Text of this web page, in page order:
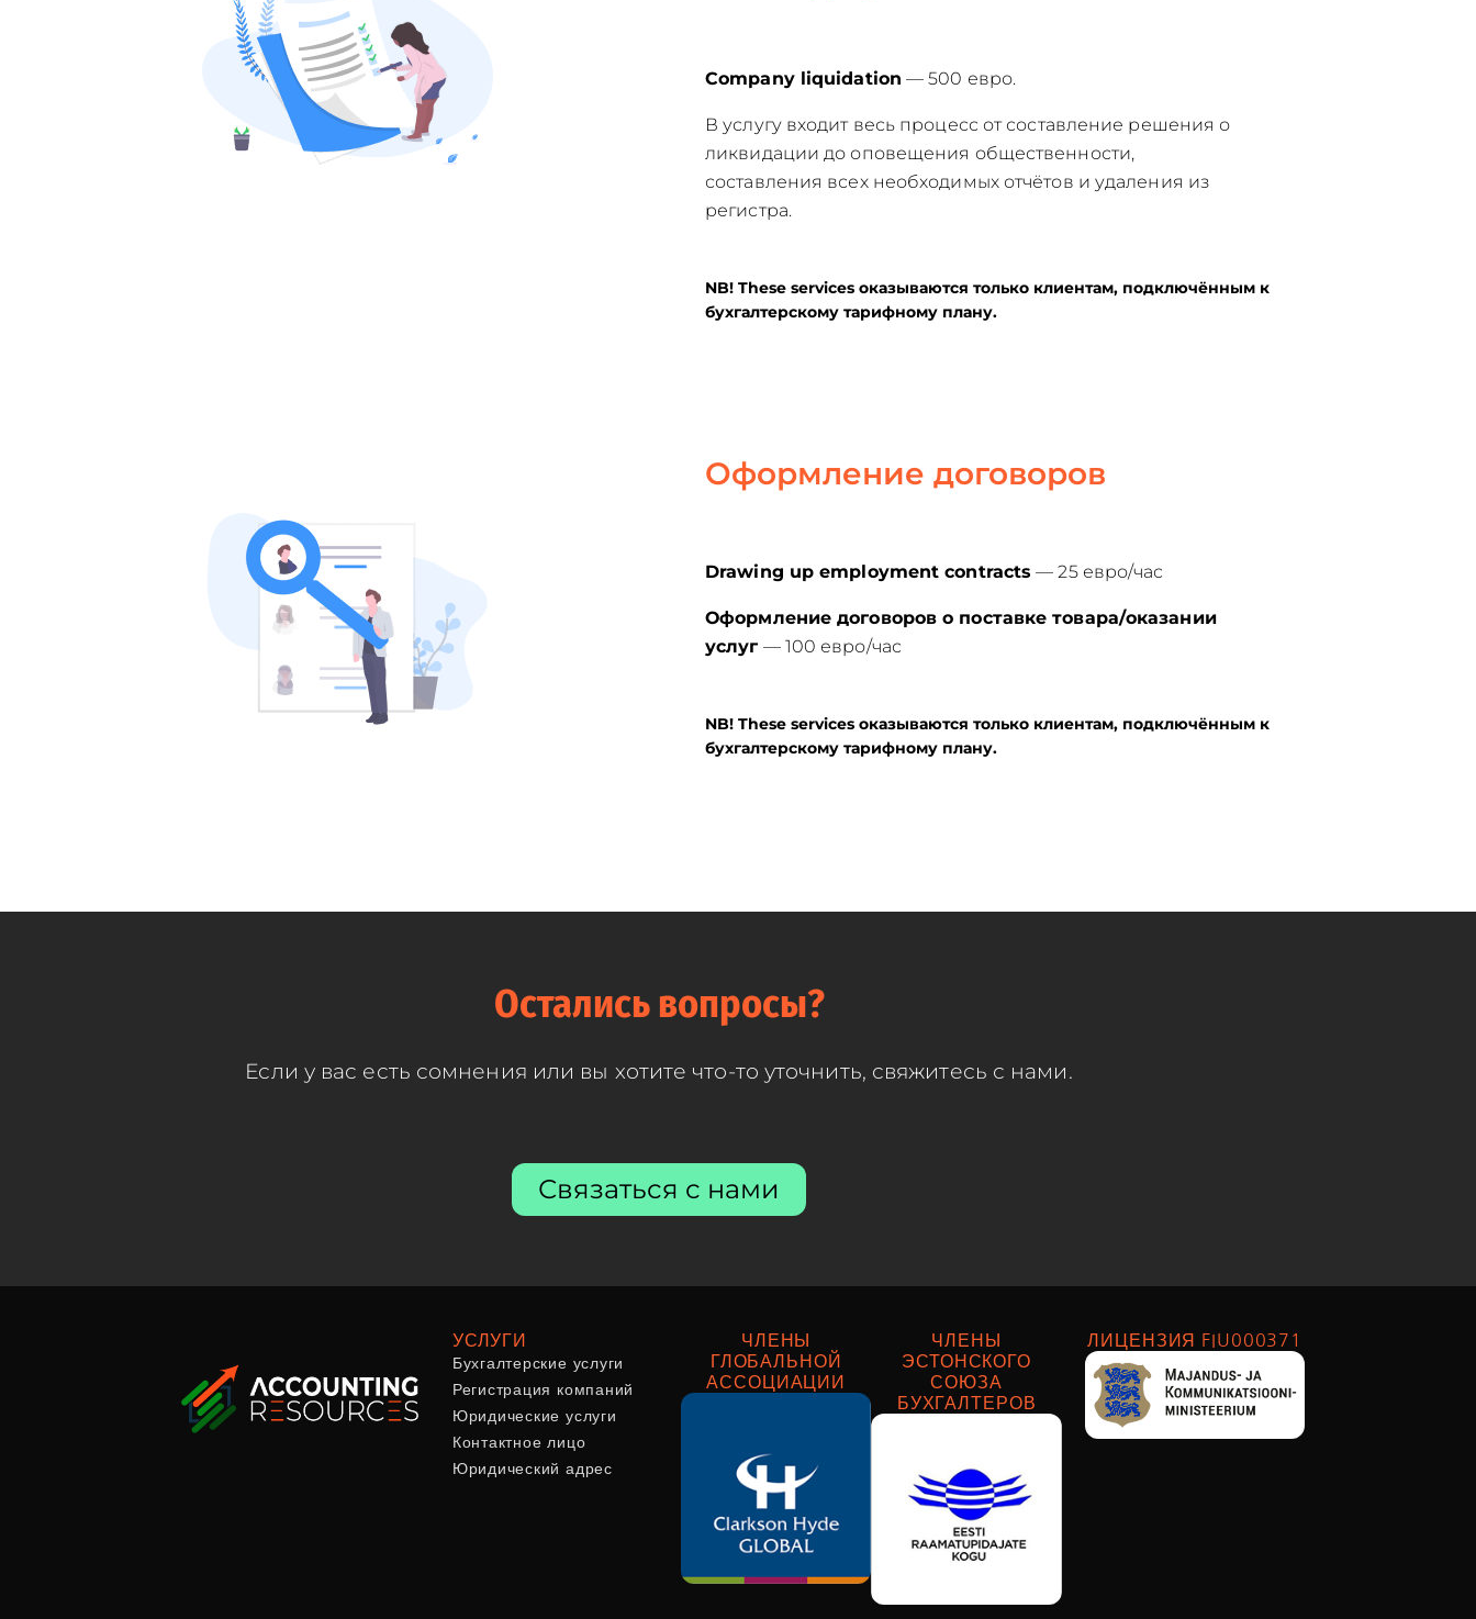
Company liquidation — 500 евро.
В услугу входит весь процесс от составление решения о
ликвидации до оповещения общественности,
составления всех необходимых отчётов и удаления из
регистра.
NB! These services оказываются только клиентам, подключённым к
бухгалтерскому тарифному плану.
Оформление договоров
Drawing up employment contracts — 25 евро/час
Оформление договоров о поставке товара/оказании
услуг— 100 евро/час
NB! These services оказываются только клиентам, подключённым к
бухгалтерскому тарифному плану.
Остались вопросы?
Если у вас есть сомнения или вы хотите что-то уточнить, свяжитесь с нами.
Связаться с нами
УСЛУГИ
Бухгалтерские услуги
Регистрация компаний
Юридические услуги
Контактное лицо
Юридический адрес
ЧЛЕНЫ
ГЛОБАЛЬНОЙ
АССОЦИАЦИИ
ЧЛЕНЫ
ЭСТОНСКОГО
СОЮЗА
БУХГАЛТЕРОВ
ЛИЦЕНЗИЯ FIU000371